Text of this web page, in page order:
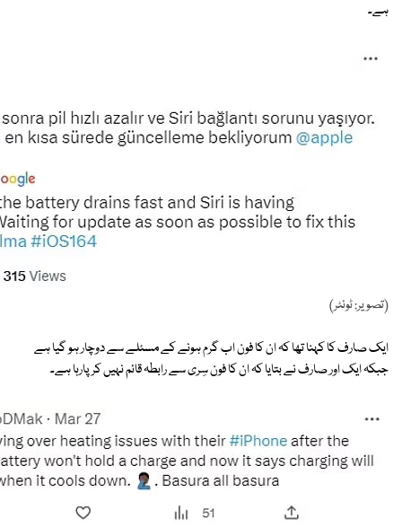
ہے۔
(تصویر: ٹوئٹر)
ایک صارف کا کہنا تھا کہ ان کا فون اب گرم ہونے کے مسئلے سے دوچار ہو گیا ہے
جبکہ ایک اور صارف نے بتایا کہ ان کا فون سِری سے رابطہ قائم نہیں کر پارہا ہے۔